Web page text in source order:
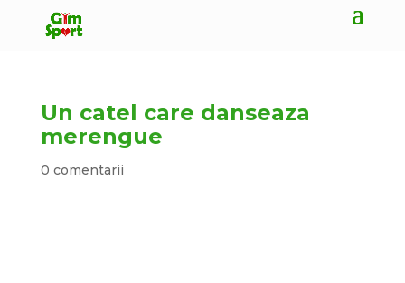
Un catel care danseaza
merengue
0 comentarii